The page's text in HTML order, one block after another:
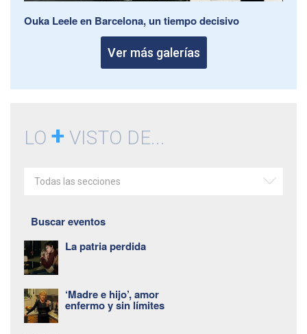
Ouka Leele en Barcelona, un tiempo decisivo
Ver más galerías
LO + VISTO DE...
Todas las secciones
Buscar eventos
La patria perdida
‘Madre e hijo’, amor
enfermo y sin límites